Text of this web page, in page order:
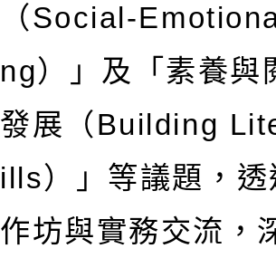
（Social-
ng）」及「素養與
發展（Building
ills）」等議題，
作坊與實務交流，